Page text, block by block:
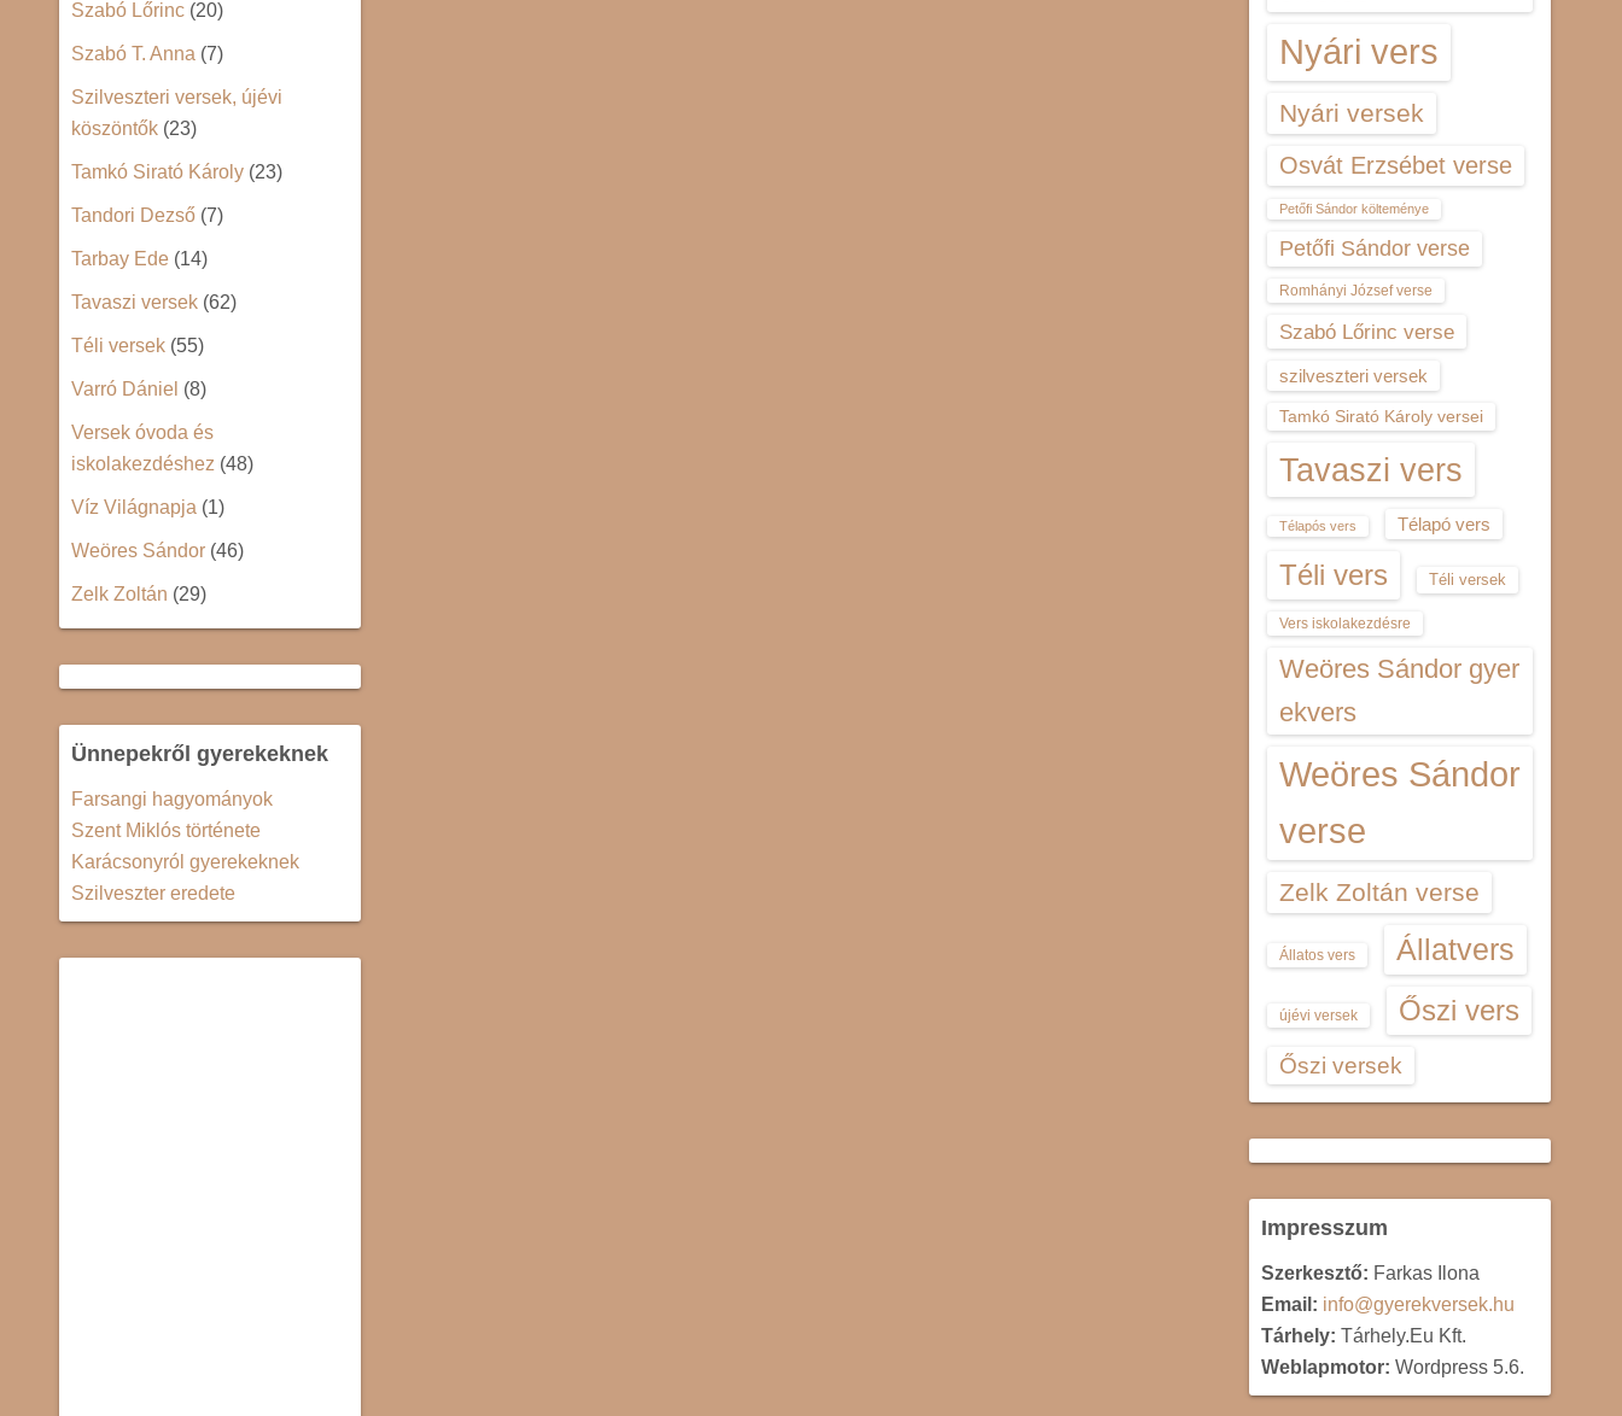
Szabó Lőrinc (20)
Szabó T. Anna (7)
Szilveszteri versek, újévi
köszöntők (23)
Tamkó Sirató Károly (23)
Tandori Dezső (7)
Tarbay Ede (14)
Tavaszi versek (62)
Téli versek (55)
Varró Dániel (8)
Versek óvoda és
iskolakezdéshez (48)
Víz Világnapja (1)
Weöres Sándor (46)
Zelk Zoltán (29)
Ünnepekről gyerekeknek
Farsangi hagyományok
Szent Miklós története
Karácsonyról gyerekeknek
Szilveszter eredete
Nyári vers
Nyári versek
Osvát Erzsébet verse
Petőfi Sándor költeménye
Petőfi Sándor verse
Romhányi József verse
Szabó Lőrinc verse
szilveszteri versek
Tamkó Sirató Károly versei
Tavaszi vers
Télapós vers Télapó vers
Téli vers Téli versek
Vers iskolakezdésre
Weöres Sándor gyer
ekvers
Weöres Sándor
verse
Zelk Zoltán verse
Állatos vers Állatvers
újévi versek Őszi vers
Őszi versek
Impresszum
Szerkesztő: Farkas Ilona
Email: info@gyerekversek.hu
Tárhely: Tárhely.Eu Kft.
Weblapmotor: Wordpress 5.6.